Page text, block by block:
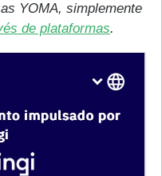
YOMA, simplemente
de plataformas.